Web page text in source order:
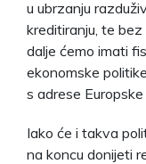
u ubrzanju
kreditiranju, te
dalje ćemo imati
ekonomske
s adrese
Iako će i takva
na koncu donijeti